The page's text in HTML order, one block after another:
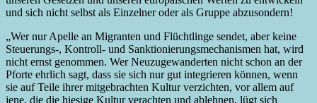
und sich nicht selbst als Einzelner oder als Gruppe abzusondern!
„Wer nur Apelle an Migranten und Flüchtlinge sendet, aber keine
Steuerungs-, Kontroll- und Sanktionierungsmechanismen hat, wird
nicht ernst genommen. Wer Neuzugewanderten nicht schon an der
Pforte ehrlich sagt, dass sie sich nur gut integrieren können, wenn
sie auf Teile ihrer mitgebrachten Kultur verzichten, vor allem auf
jene, die die hiesige Kultur verachten und ablehnen, lügt sich